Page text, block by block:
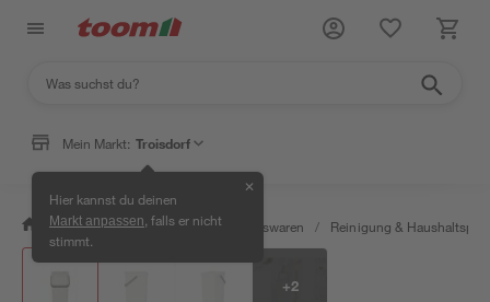
Mein Markt: Troisdorf
Hier kannst du deinen
Markt anpassen , falls er nicht
stimmt.
✕
/ Wohnen & Haushalt / Haushaltswaren / Reinigung &
+2